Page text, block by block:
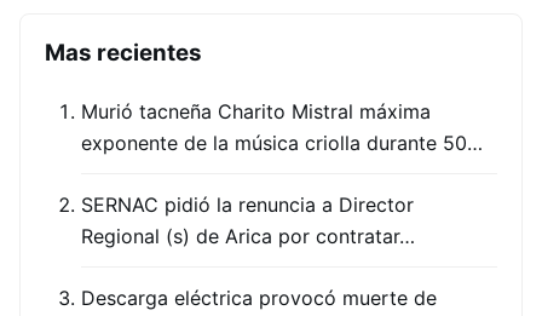
Mas recientes
Murió tacneña Charito Mistral máxima
exponente de la música criolla durante 50…
SERNAC pidió la renuncia a Director
Regional (s) de Arica por contratar…
Descarga eléctrica provocó muerte de